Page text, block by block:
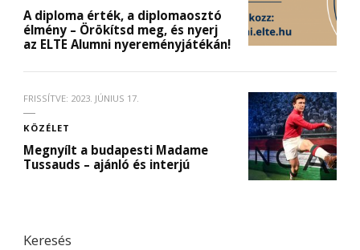
A diploma érték, a diplomaosztó
élmény – Örökítsd meg, és nyerj
az ELTE Alumni nyereményjátékán!
FRISSÍTVE: 2023. JÚNIUS 17.
KÖZÉLET
Megnyílt a budapesti Madame
Tussauds – ajánló és interjú
Keresés